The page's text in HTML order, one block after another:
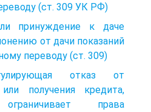
(ст. 309 УК РФ)
принуждение к даче
от дачи показаний
переводу (ст. 309)
отказ от
или получения кредита,
права